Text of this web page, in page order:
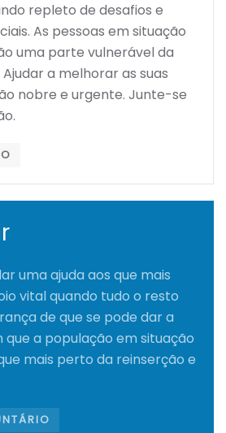
repleto de desafios e
As pessoas em situação
uma parte vulnerável da
a melhorar as suas
nobre e urgente. Junte-se
uma ajuda aos que mais
vital quando tudo o resto
de que se pode dar a
a população em situação
mais perto da reinserção e